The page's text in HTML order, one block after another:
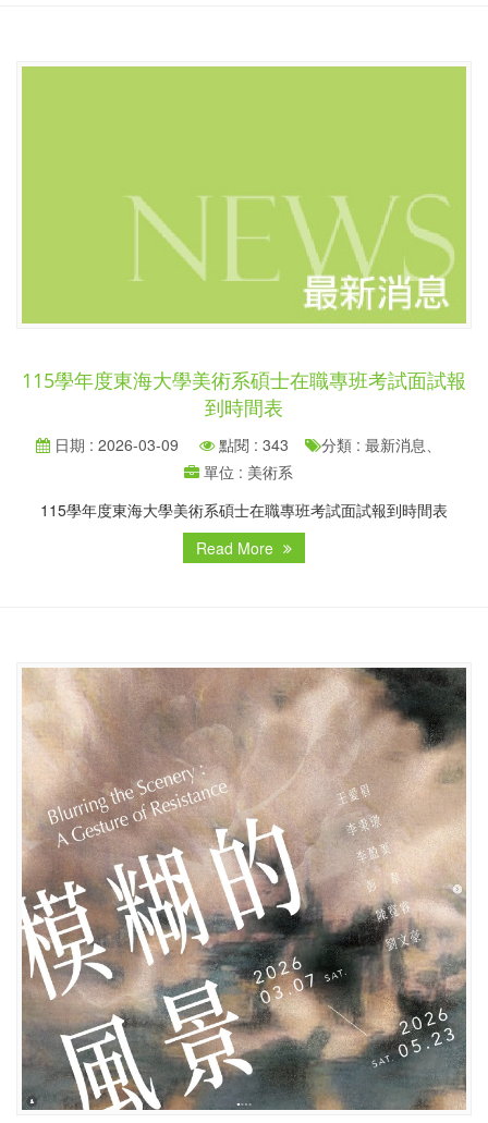
115學年度東海大學美術系碩士在職專班考試面試報
到時間表
日期 : 2026-03-09 點閱 : 343
分類 : 最新消息、
單位 : 美術系
115學年度東海大學美術系碩士在職專班考試面試報到時間表
Read More